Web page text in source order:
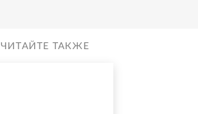
ЧИТАЙТЕ ТАКЖЕ